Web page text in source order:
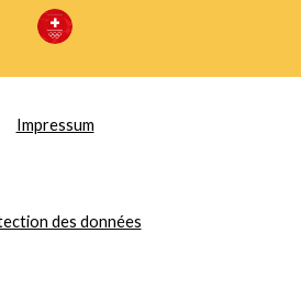
Impressum
des données